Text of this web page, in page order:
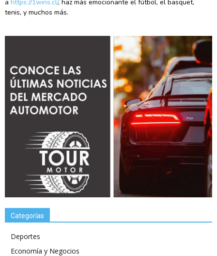
a https://1wins.cl/, haz más emocionante el fútbol, el basquet,
tenis, y muchos más.
Categorías
Deportes
Economía y Negocios